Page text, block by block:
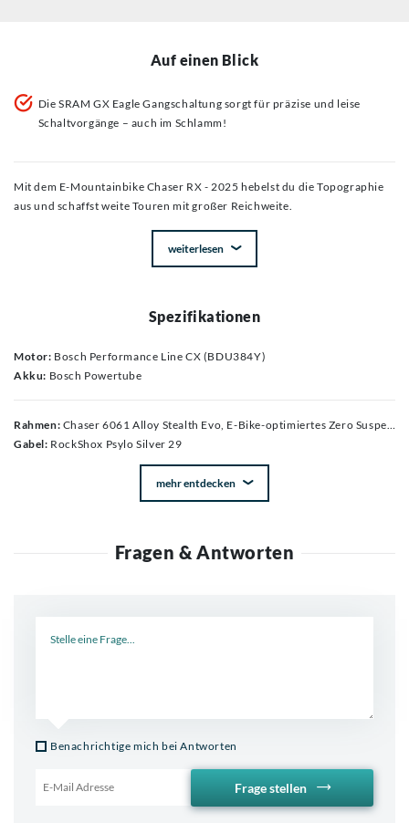
Auf einen Blick
Die SRAM GX Eagle Gangschaltung sorgt für präzise und leise
Schaltvorgänge – auch im Schlamm!
Mit dem E-Mountainbike Chaser RX - 2025 hebelst du die Topographie
aus und schaffst weite Touren mit großer Reichweite.
weiterlesen
Spezifikationen
Motor: Bosch Performance Line CX (BDU384Y)
Akku: Bosch Powertube
Rahmen: Chaser 6061 Alloy Stealth Evo, E-Bike-optimiertes Zero Suspension System, 140 mm Federweg, Forward Geometry, integrierter, nicht herausnehmbarer Akku, 12 x 148 mm Boost-Hinterachse, konisches Steuerrohr, einteilige obere Wippe Monoblock, innen verlegte Leitungen und Züge (HHG), gedichtete „MAX-Capacity“-Lager, extra große 17 mm Achsen, im Ausfallende integrierter Geschwindigkeitssensor, exklusive Motorabdeckungen aus Kunststoff, Spritzschutz für Dämpfer.
Gabel: RockShox Psylo Silver 29
mehr entdecken
Fragen & Antworten
Benachrichtige mich bei Antworten
Frage stellen